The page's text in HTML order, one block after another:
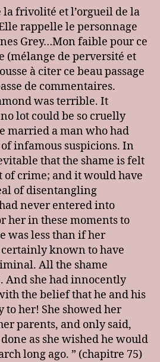
Eliot
Middlemarch
:
Rosamond
frivolité et l’orgueil de la
rappelle le personnage
Grey…Mon faible pour ce
(mélange de perversité et
à citer ce beau passage
de commentaires.
was terrible. It
lot could be so cruelly
married a man who had
infamous suspicions. In
that the shame is felt
of crime; and it would have
of disentangling
never entered into
her in these moments to
was less than if her
known to have
All the shame
And she had innocently
the belief that he and his
her! She showed her
parents, and only said,
as she wished he would
long ago. ” (chapitre 75)